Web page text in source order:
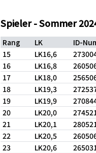
Spieler - Sommer
Rang LK
ID-
15
LK16,6
16
LK16,8
17
LK18,0
18
LK19,3
19
LK19,9
20
LK20,0
21
LK20,1
22
LK20,5
23
LK20,6